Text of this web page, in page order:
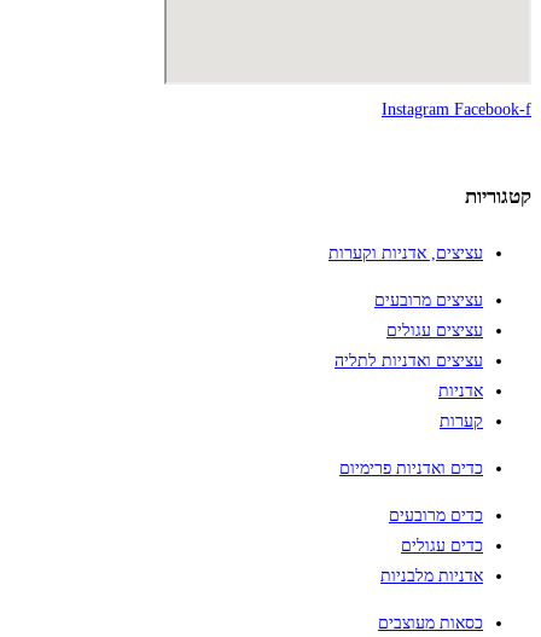
Instagram Facebook-f
קטגוריות
עציצים, אדניות וקערות
עציצים מרובעים
עציצים עגולים
עציצים ואדניות לתליה
אדניות
קערות
כדים ואדניות פרימיום
כדים מרובעים
כדים עגולים
אדניות מלבניות
כסאות מעוצבים